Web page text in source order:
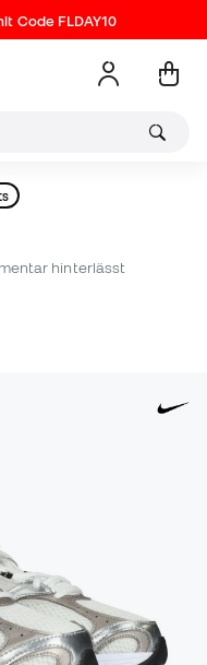
Code FLDAY10
hinterlässt